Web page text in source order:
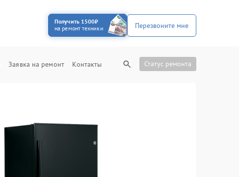
Получить 1500₽
на ремонт техники
Перезвоните мне
Заявка на ремонт Контакты Статус ремонта